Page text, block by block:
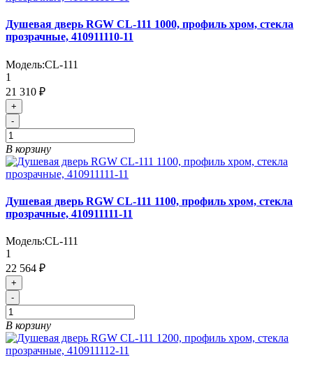
Душевая дверь RGW CL-111 1000, профиль хром, стекла
прозрачные, 410911110-11
Модель:CL-111
1
21 310 ₽
+
-
В корзину
Душевая дверь RGW CL-111 1100, профиль хром, стекла
прозрачные, 410911111-11
Модель:CL-111
1
22 564 ₽
+
-
В корзину